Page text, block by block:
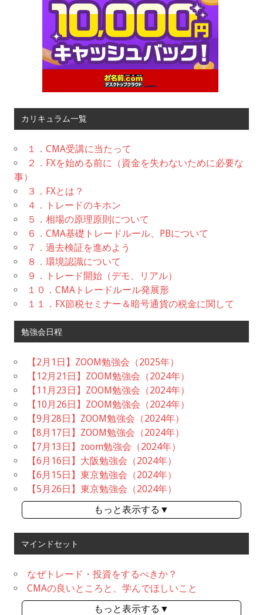
カリキュラム一覧
１．CMA受講に当たって
２．FXを始める前に（資金を失わないために必要な
事）
３．FXとは？
４．トレードのキホン
５．相場の原理原則について
６．CMA基礎トレードルール、PBについて
７．過去検証を進めよう
８．環境認識について
９．トレード開始（デモ、リアル）
１０．CMAトレードルール発展形
１１．FX節税セミナー＆暗号通貨の税金に関して
勉強会日程
【2月1日】ZOOM勉強会（2025年）
【12月21日】ZOOM勉強会（2024年）
【11月23日】ZOOM勉強会（2024年）
【10月26日】ZOOM勉強会（2024年）
【9月28日】ZOOM勉強会（2024年）
【8月17日】ZOOM勉強会（2024年）
【7月13日】zoom勉強会（2024年）
【6月16日】大阪勉強会（2024年）
【6月15日】東京勉強会（2024年）
【5月26日】東京勉強会（2024年）
もっと表示する▼
マインドセット
なぜトレード・投資をするべきか？
CMAの良いところと、学んでほしいこと
もっと表示する▼